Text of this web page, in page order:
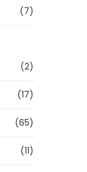
(7)
(2)
(17)
(65)
(11)